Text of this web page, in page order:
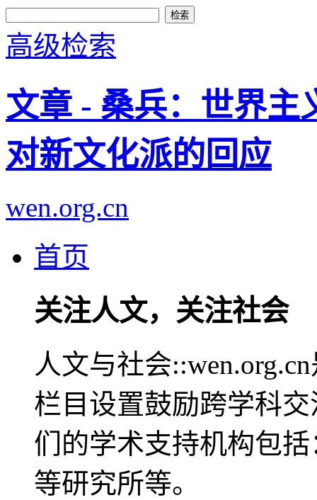
高级检索
文章 - 桑兵：世界
对新文化派的回应
wen.org.cn
首页
关注人文，关注社会
人文与社会
栏目设置鼓励跨学科
们的学术支持机构包
等研究所等。